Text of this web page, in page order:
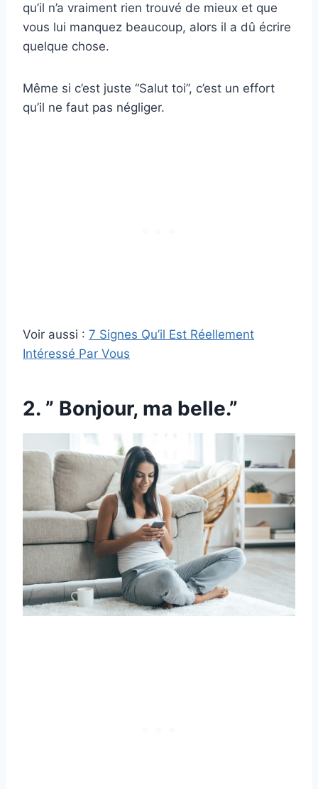
qu’il n’a vraiment rien trouvé de mieux et que
vous lui manquez beaucoup, alors il a dû écrire
quelque chose.
Même si c’est juste “Salut toi”, c’est un effort
qu’il ne faut pas négliger.
Voir aussi : 7 Signes Qu’il Est Réellement
Intéressé Par Vous
2. ” Bonjour, ma belle.”